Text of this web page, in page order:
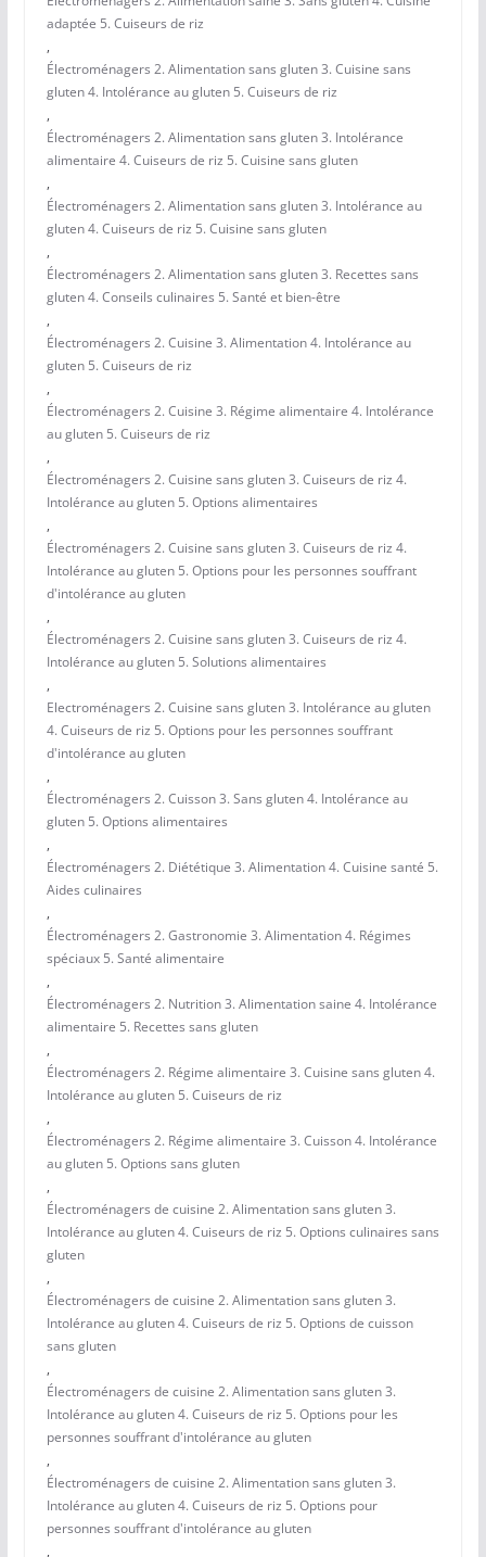
adaptée 5. Cuiseurs de riz
,
Électroménagers 2. Alimentation sans gluten 3. Cuisine sans
gluten 4. Intolérance au gluten 5. Cuiseurs de riz
,
Électroménagers 2. Alimentation sans gluten 3. Intolérance
alimentaire 4. Cuiseurs de riz 5. Cuisine sans gluten
,
Électroménagers 2. Alimentation sans gluten 3. Intolérance au
gluten 4. Cuiseurs de riz 5. Cuisine sans gluten
,
Électroménagers 2. Alimentation sans gluten 3. Recettes sans
gluten 4. Conseils culinaires 5. Santé et bien-être
,
Électroménagers 2. Cuisine 3. Alimentation 4. Intolérance au
gluten 5. Cuiseurs de riz
,
Électroménagers 2. Cuisine 3. Régime alimentaire 4. Intolérance
au gluten 5. Cuiseurs de riz
,
Électroménagers 2. Cuisine sans gluten 3. Cuiseurs de riz 4.
Intolérance au gluten 5. Options alimentaires
,
Électroménagers 2. Cuisine sans gluten 3. Cuiseurs de riz 4.
Intolérance au gluten 5. Options pour les personnes souffrant
d'intolérance au gluten
,
Électroménagers 2. Cuisine sans gluten 3. Cuiseurs de riz 4.
Intolérance au gluten 5. Solutions alimentaires
,
Electroménagers 2. Cuisine sans gluten 3. Intolérance au gluten
4. Cuiseurs de riz 5. Options pour les personnes souffrant
d'intolérance au gluten
,
Électroménagers 2. Cuisson 3. Sans gluten 4. Intolérance au
gluten 5. Options alimentaires
,
Électroménagers 2. Diététique 3. Alimentation 4. Cuisine santé 5.
Aides culinaires
,
Électroménagers 2. Gastronomie 3. Alimentation 4. Régimes
spéciaux 5. Santé alimentaire
,
Électroménagers 2. Nutrition 3. Alimentation saine 4. Intolérance
alimentaire 5. Recettes sans gluten
,
Électroménagers 2. Régime alimentaire 3. Cuisine sans gluten 4.
Intolérance au gluten 5. Cuiseurs de riz
,
Électroménagers 2. Régime alimentaire 3. Cuisson 4. Intolérance
au gluten 5. Options sans gluten
,
Électroménagers de cuisine 2. Alimentation sans gluten 3.
Intolérance au gluten 4. Cuiseurs de riz 5. Options culinaires sans
gluten
,
Électroménagers de cuisine 2. Alimentation sans gluten 3.
Intolérance au gluten 4. Cuiseurs de riz 5. Options de cuisson
sans gluten
,
Électroménagers de cuisine 2. Alimentation sans gluten 3.
Intolérance au gluten 4. Cuiseurs de riz 5. Options pour les
personnes souffrant d'intolérance au gluten
,
Électroménagers de cuisine 2. Alimentation sans gluten 3.
Intolérance au gluten 4. Cuiseurs de riz 5. Options pour
personnes souffrant d'intolérance au gluten
,